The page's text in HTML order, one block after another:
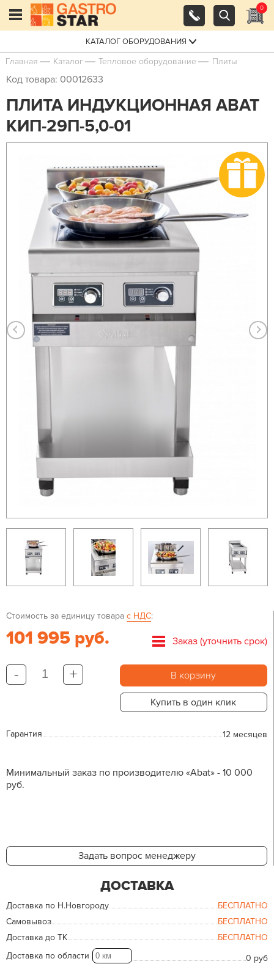
0
КАТАЛОГ ОБОРУДОВАНИЯ
Главная Каталог Тепловое оборудование Плиты
Код товара: 00012633
ПЛИТА ИНДУКЦИОННАЯ ABAT
КИП-29П-5,0-01
Стоимость за единицу товара с НДС:
101 995 руб. Заказ (уточнить срок)
- + В корзину
Купить в один клик
Гарантия 12 месяцев
Минимальный заказ по производителю «Abat» - 10 000
руб.
Задать вопрос менеджеру
ДОСТАВКА
Доставка по Н.Новгороду
БЕСПЛАТНО
Самовывоз
БЕСПЛАТНО
Доставка до ТК
БЕСПЛАТНО
Доставка по области
0 руб